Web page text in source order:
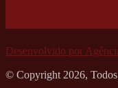
Desenvolvido por
© Copyright 2026,